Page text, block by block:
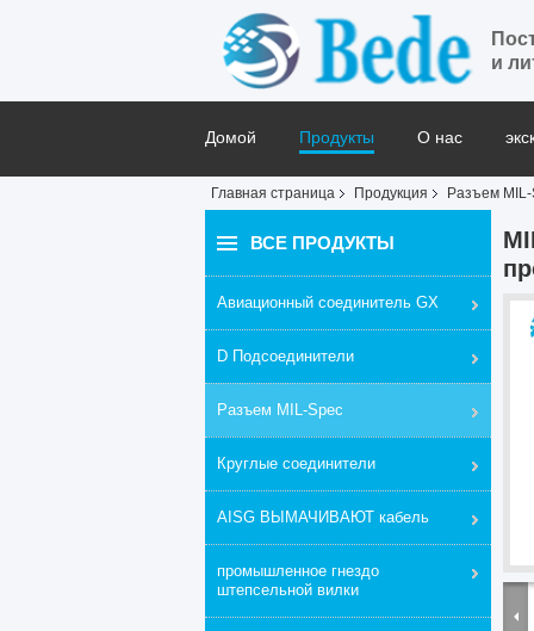
и
Домой Продукты О нас
Блог
Главная страница Продукция Разъем
ВСЕ ПРОДУКТЫ
Авиационный соединитель GX
D Подсоединители
Разъем MIL-Spec
Круглые соединители
AISG ВЫМАЧИВАЮТ кабель
промышленное гнездо
штепсельной вилки